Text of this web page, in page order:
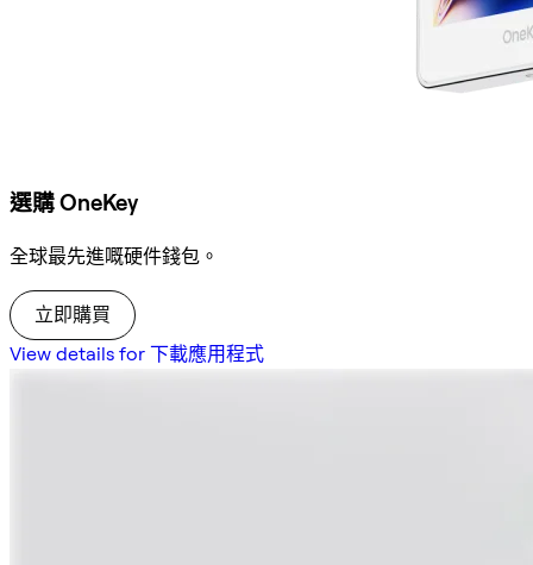
選購 OneKey
全球最先進嘅硬件錢包。
立即購買
View details for 下載應用程式